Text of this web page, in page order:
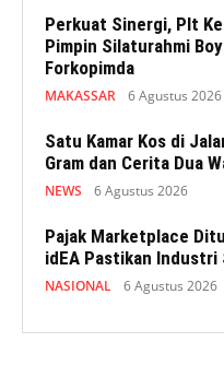
Perkuat Sinergi, Plt
Pimpin Silaturahmi
Forkopimda
MAKASSAR 6 Agustus 2026
Satu Kamar Kos di
Gram dan Cerita Dua
NEWS 6 Agustus 2026
Pajak Marketplace
idEA Pastikan Industri
NASIONAL 6 Agustus 2026